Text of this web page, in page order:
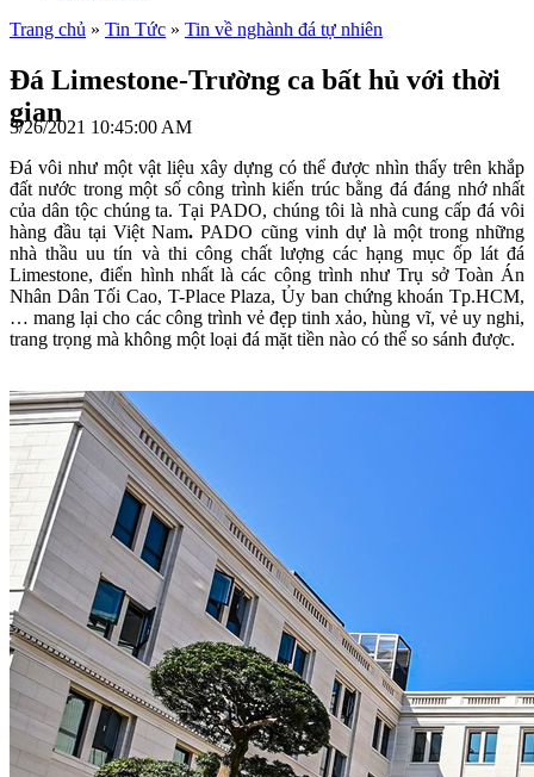
Trang chủ » Tin Tức » Tin về nghành đá tự nhiên
Đá Limestone-Trường ca bất hủ với thời
gian
3/26/2021 10:45:00 AM
Đá vôi như một vật liệu xây dựng có thể được nhìn thấy trên khắp
đất nước trong một số công trình kiến ​​trúc bằng đá đáng nhớ nhất
của dân tộc chúng ta. Tại PADO, chúng tôi là nhà cung cấp đá vôi
hàng đầu tại Việt Nam.PADO cũng vinh dự là một trong những
nhà thầu uu tín và thi công chất lượng các hạng mục ốp lát đá
Limestone, điển hình nhất là các công trình như Trụ sở Toàn Án
Nhân Dân Tối Cao, T-Place Plaza, Ủy ban chứng khoán Tp.HCM,
… mang lại cho các công trình vẻ đẹp tinh xảo, hùng vĩ, vẻ uy nghi,
trang trọng mà không một loại đá mặt tiền nào có thể so sánh được.